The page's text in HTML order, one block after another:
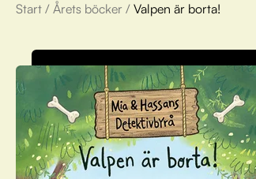
Start / Årets böcker / Valpen är borta!